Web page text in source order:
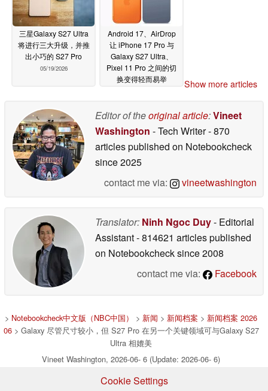
三星Galaxy S27 Ultra
将进行三大升级，并推
出小巧的 S27 Pro
05/19/2026
Android 17、AirDrop
让 iPhone 17 Pro 与
Galaxy S27 Ultra、
Pixel 11 Pro 之间的切
换变得轻而易举
Show more articles
Editor of theoriginal article:Vineet
Washington - Tech Writer- 870
articles published on Notebookcheck
since 2025
contact me via:
vineetwashington
Translator: Ninh Ngoc Duy- Editorial
Assistant- 814621 articles published
on Notebookchecksince 2008
contact me via:
Facebook
> Notebookcheck中文版（NBC中国） > 新闻 > 新闻档案 > 新闻档案 2026
06> Galaxy 尽管尺寸较小，但 S27 Pro 在另一个关键领域可与Galaxy S27
Ultra 相媲美
Vineet Washington, 2026-06- 6 (Update: 2026-06- 6)
Cookie Settings